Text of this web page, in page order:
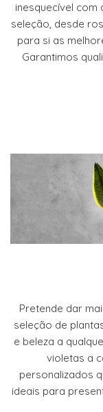
inesquecível com
seleção, desde
para si as
Garantimos
Pretende dar
seleção de
e beleza a
violetas a
personalizados
ideais para